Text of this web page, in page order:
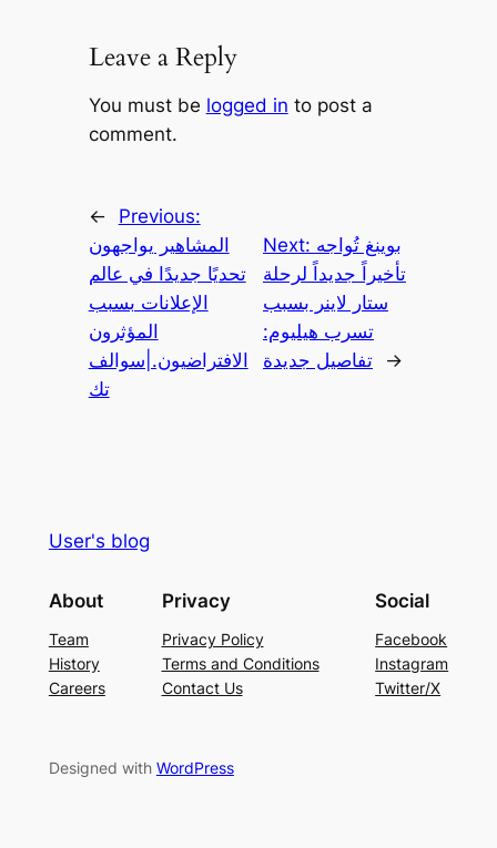
Leave a Reply
You must be logged in to post a
comment.
←
Previous:
المشاهير يواجهون
تحديًا جديدًا في عالم
الإعلانات بسبب
المؤثرون
الافتراضيون.|سوالف
تك
Next: بوينغ تُواجه
تأخيراً جديداً لرحلة
ستار لاينر بسبب
تسرب هيليوم:
تفاصيل جديدة
→
User's blog
About
Team
History
Careers
Privacy
Privacy Policy
Terms and Conditions
Contact Us
Social
Facebook
Instagram
Twitter/X
Designed with WordPress